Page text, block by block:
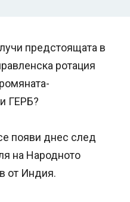
предстоящата в
ротация
ГЕРБ?
появи днес след
на Народното
от Индия.